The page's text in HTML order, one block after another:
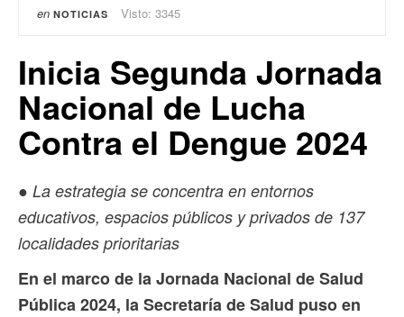
en NOTICIAS Visto: 3345
Inicia Segunda Jornada
Nacional de Lucha
Contra el Dengue 2024
● La estrategia se concentra en entornos
educativos, espacios públicos y privados de 137
localidades prioritarias
En el marco de la Jornada Nacional de Salud
Pública 2024, la Secretaría de Salud puso en